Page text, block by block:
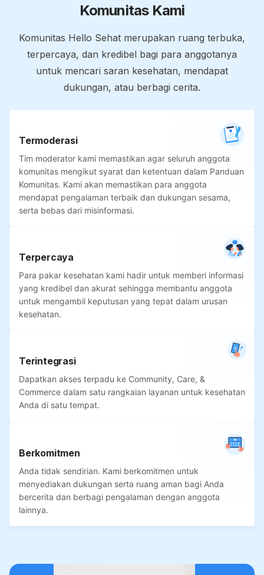
Komunitas Kami
Komunitas Hello Sehat merupakan ruang terbuka,
terpercaya, dan kredibel bagi para anggotanya
untuk mencari saran kesehatan, mendapat
dukungan, atau berbagi cerita.
Termoderasi
Tim moderator kami memastikan agar seluruh anggota
komunitas mengikut syarat dan ketentuan dalam Panduan
Komunitas. Kami akan memastikan para anggota
mendapat pengalaman terbaik dan dukungan sesama,
serta bebas dari misinformasi.
Terpercaya
Para pakar kesehatan kami hadir untuk memberi informasi
yang kredibel dan akurat sehingga membantu anggota
untuk mengambil keputusan yang tepat dalam urusan
kesehatan.
Terintegrasi
Dapatkan akses terpadu ke Community, Care, &
Commerce dalam satu rangkaian layanan untuk kesehatan
Anda di satu tempat.
Berkomitmen
Anda tidak sendirian. Kami berkomitmen untuk
menyediakan dukungan serta ruang aman bagi Anda
bercerita dan berbagi pengalaman dengan anggota
lainnya.